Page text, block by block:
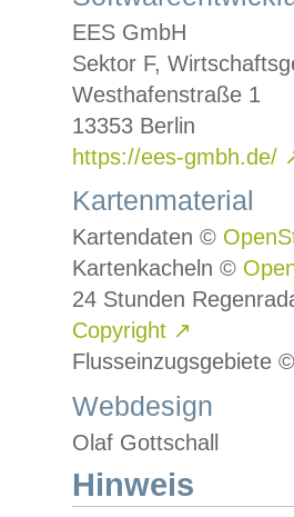
EES GmbH
Sektor F,
Westhafenstraße 1
13353 Berlin
https://ees-gmbh.de/
Kartenmaterial
Kartendaten ©
Kartenkacheln ©
24 Stunden
Copyright ↗
Flusseinzugsgebiete
Webdesign
Olaf Gottschall
Hinweis